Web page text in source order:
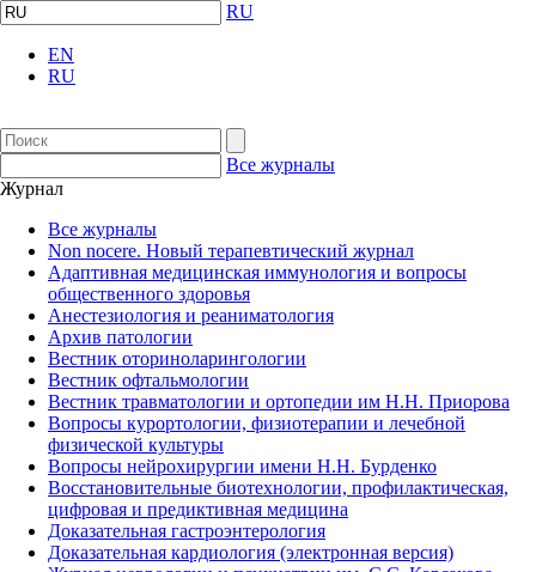
RU
EN
RU
Все журналы
Журнал
Все журналы
Non nocere. Новый терапевтический журнал
Адаптивная медицинская иммунология и вопросы
общественного здоровья
Анестезиология и реаниматология
Архив патологии
Вестник оториноларингологии
Вестник офтальмологии
Вестник травматологии и ортопедии им Н.Н. Приорова
Вопросы курортологии, физиотерапии и лечебной
физической культуры
Вопросы нейрохирургии имени Н.Н. Бурденко
Восстановительные биотехнологии, профилактическая,
цифровая и предиктивная медицина
Доказательная гастроэнтерология
Доказательная кардиология (электронная версия)